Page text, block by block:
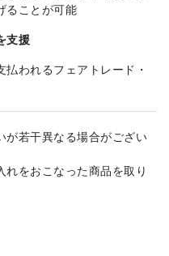
ることが可能
支援
われるフェアトレード・
若干異なる場合がござい
をおこなった商品を取り